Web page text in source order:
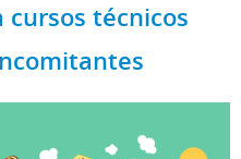
cursos técnicos